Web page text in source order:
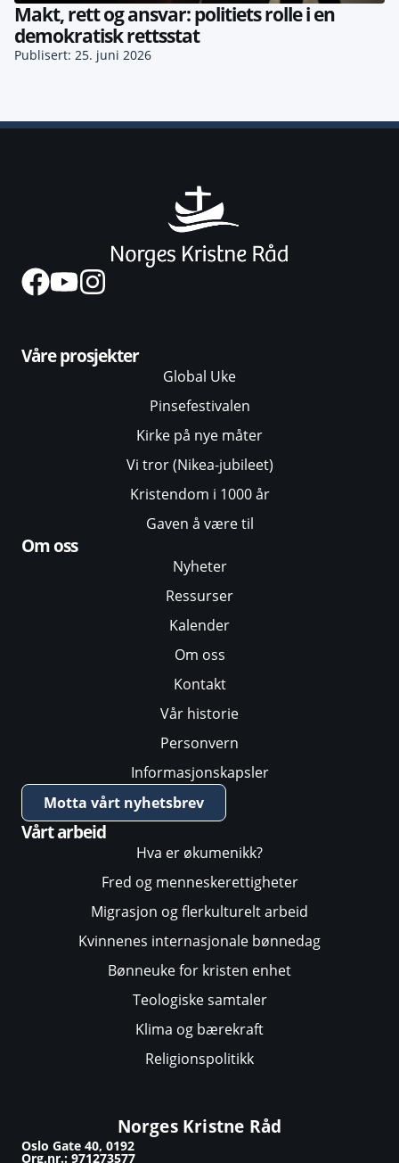
Makt, rett og ansvar: politiets rolle i en
demokratisk rettsstat
Publisert: 25. juni 2026
Våre prosjekter
Global Uke
Pinsefestivalen
Kirke på nye måter
Vi tror (Nikea-jubileet)
Kristendom i 1000 år
Gaven å være til
Om oss
Nyheter
Ressurser
Kalender
Om oss
Kontakt
Vår historie
Personvern
Informasjonskapsler
Motta vårt nyhetsbrev
Vårt arbeid
Hva er økumenikk?
Fred og menneskerettigheter
Migrasjon og flerkulturelt arbeid
Kvinnenes internasjonale bønnedag
Bønneuke for kristen enhet
Teologiske samtaler
Klima og bærekraft
Religionspolitikk
Norges Kristne Råd
Oslo Gate 40, 0192
Org.nr.: 971273577